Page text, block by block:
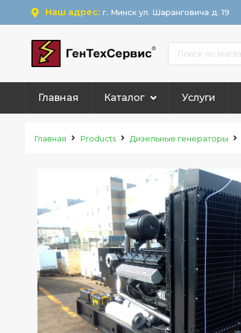
Наш адрес: г. Минск ул. Шаранговича д. 19
Главная Каталог Услуги
Главная Products Дизельные генераторы